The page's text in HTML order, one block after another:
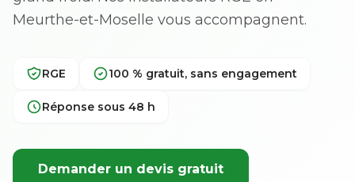
Meurthe-et-Moselle vous accompagnent.
RGE 100 % gratuit, sans engagement
Réponse sous 48 h
Demander un devis gratuit